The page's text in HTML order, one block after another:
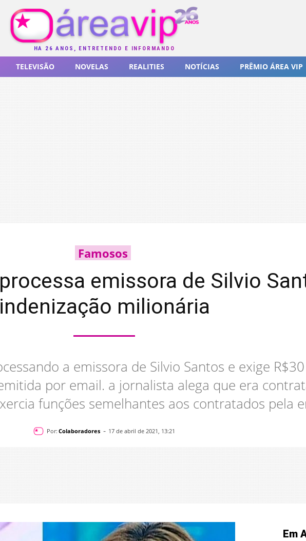
HÁ 26 ANOS, ENTRETENDO E INFORMANDO
TELEVISÃO NOVELAS REALITIES NOTÍCIAS PRÊMIO ÁREA VIP
Famosos
emissora de Silvio
indenização milionária
a emissora de Silvio Santos e exige
por email. a jornalista alega que era
funções semelhantes aos contratados pela
Por: Colaboradores - 17 de abril de 2021, 13:21
Em